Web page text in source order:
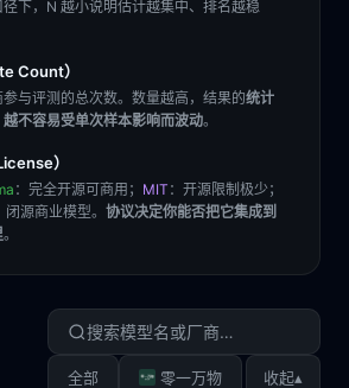
下，N 越小说明估计越集中、排名越稳
Count）
与评测的总次数。数量越高，结果的统计
不容易受单次样本影响而波动。
）
：完全开源可商用； MIT ：开源限制极少；
闭源商业模型。 协议决定你能否把它集成到
。
全部 零一万物 收起▴